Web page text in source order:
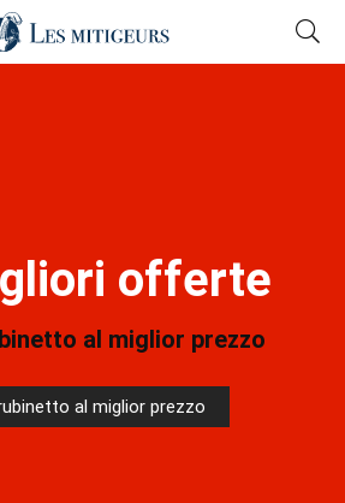
offerte
al miglior prezzo
al miglior prezzo